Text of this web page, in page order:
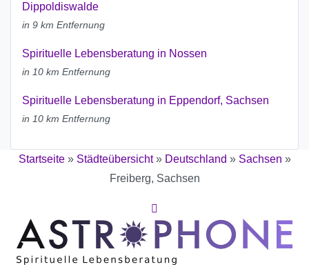
Dippoldiswalde
in 9 km Entfernung
Spirituelle Lebensberatung in Nossen
in 10 km Entfernung
Spirituelle Lebensberatung in Eppendorf, Sachsen
in 10 km Entfernung
Startseite» Städteübersicht» Deutschland » Sachsen »
Freiberg, Sachsen